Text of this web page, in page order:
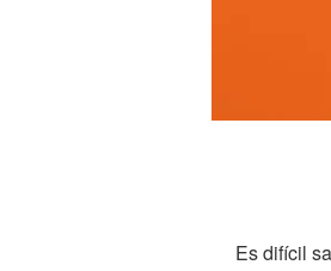
Es difícil